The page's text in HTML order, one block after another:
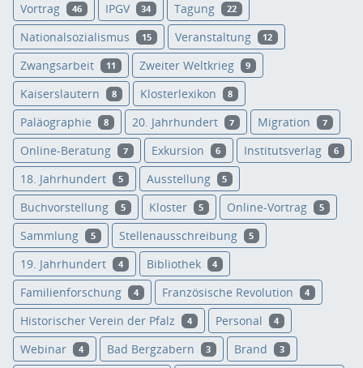
Vortrag 46 IPGV 34 Tagung 22
Nationalsozialismus 15 Veranstaltung 12
Zwangsarbeit 11 Zweiter Weltkrieg 9
Kaiserslautern 8 Klosterlexikon 8
Paläographie 8 20. Jahrhundert 7 Migration 7
Online-Beratung 7 Exkursion 6 Institutsverlag 6
18. Jahrhundert 5 Ausstellung 5
Buchvorstellung 5 Kloster 5 Online-Vortrag 5
Sammlung 5 Stellenausschreibung 5
19. Jahrhundert 4 Bibliothek 4
Familienforschung 4 Französische Revolution 4
Historischer Verein der Pfalz 4 Personal 4
Webinar 4 Bad Bergzabern 3 Brand 3